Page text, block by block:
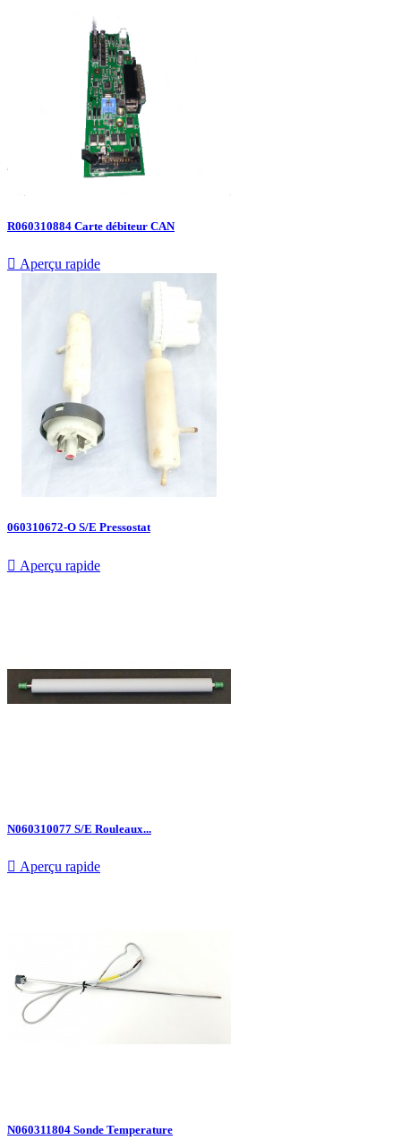
R060310884 Carte débiteur CAN
 Aperçu rapide
060310672-O S/E Pressostat
 Aperçu rapide
N060310077 S/E Rouleaux...
 Aperçu rapide
N060311804 Sonde Temperature